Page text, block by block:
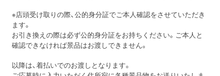
※店頭受け取りの際、公的身分証でご本人確認をさせていただき
ます。
お引き換えの際は必ず公的身分証をお持ちください。ご本人と
確認できなければ景品はお渡しできません。
以降は、着払いでのお渡しとなります。